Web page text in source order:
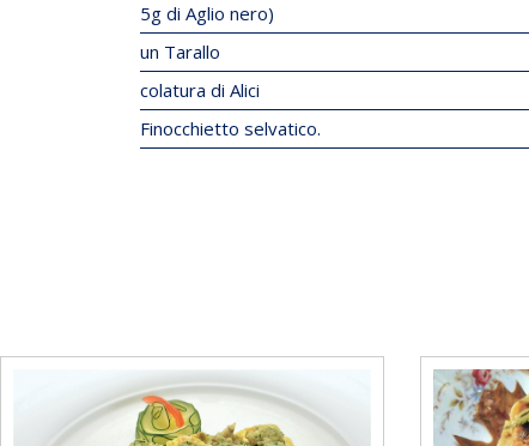
5g di Aglio nero)
un Tarallo
colatura di Alici
Finocchietto selvatico.